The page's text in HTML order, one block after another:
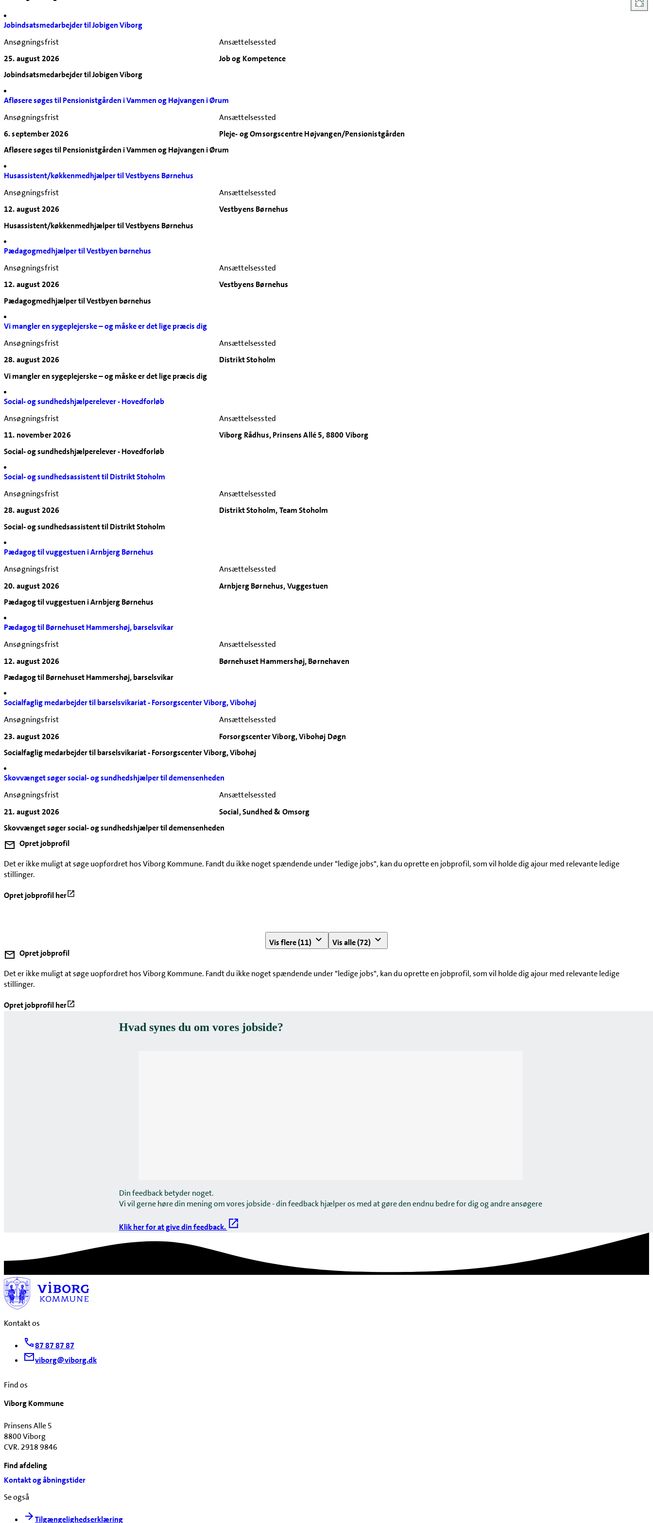
Biblioteker og borgerservice
Dagtilbud
Elever og praktikanter
Familie og rådgivning
Kultur og event
Skoler og klubber
Socialområdet
Sundhed og omsorg
Teknik og miljø
Teknisk service, køkken og rengøring
Jobindsatsmedarbejder til Jobigen Viborg
Ansøgningsfrist
25. august 2026
Ansættelsessted
Job og Kompetence
Jobindsatsmedarbejder til Jobigen Viborg
Afløsere søges til Pensionistgården i Vammen og Højvangen i Ørum
Ansøgningsfrist
6. september 2026
Ansættelsessted
Pleje- og Omsorgscentre Højvangen/Pensionistgården
Afløsere søges til Pensionistgården i Vammen og Højvangen i Ørum
Husassistent/køkkenmedhjælper til Vestbyens Børnehus
Ansøgningsfrist
12. august 2026
Ansættelsessted
Vestbyens Børnehus
Husassistent/køkkenmedhjælper til Vestbyens Børnehus
Pædagogmedhjælper til Vestbyen børnehus
Ansøgningsfrist
12. august 2026
Ansættelsessted
Vestbyens Børnehus
Pædagogmedhjælper til Vestbyen børnehus
Vi mangler en sygeplejerske – og måske er det lige præcis dig
Ansøgningsfrist
28. august 2026
Ansættelsessted
Distrikt Stoholm
Vi mangler en sygeplejerske – og måske er det lige præcis dig
Social- og sundhedshjælperelever - Hovedforløb
Ansøgningsfrist
11. november 2026
Ansættelsessted
Viborg Rådhus, Prinsens Allé 5, 8800 Viborg
Social- og sundhedshjælperelever - Hovedforløb
Social- og sundhedsassistent til Distrikt Stoholm
Ansøgningsfrist
28. august 2026
Ansættelsessted
Distrikt Stoholm, Team Stoholm
Social- og sundhedsassistent til Distrikt Stoholm
Pædagog til vuggestuen i Arnbjerg Børnehus
Ansøgningsfrist
20. august 2026
Ansættelsessted
Arnbjerg Børnehus, Vuggestuen
Pædagog til vuggestuen i Arnbjerg Børnehus
Pædagog til Børnehuset Hammershøj, barselsvikar
Ansøgningsfrist
12. august 2026
Ansættelsessted
Børnehuset Hammershøj, Børnehaven
Pædagog til Børnehuset Hammershøj, barselsvikar
Socialfaglig medarbejder til barselsvikariat - Forsorgscenter Viborg, Vibohøj
Ansøgningsfrist
23. august 2026
Ansættelsessted
Forsorgscenter Viborg, Vibohøj Døgn
Socialfaglig medarbejder til barselsvikariat - Forsorgscenter Viborg, Vibohøj
Skovvænget søger social- og sundhedshjælper til demensenheden
Ansøgningsfrist
21. august 2026
Ansættelsessted
Social, Sundhed & Omsorg
Skovvænget søger social- og sundhedshjælper til demensenheden
Opret jobprofil
Det er ikke muligt at søge uopfordret hos Viborg Kommune. Fandt du ikke noget spændende under "ledige jobs", kan du oprette en jobprofil, som vil holde dig ajour med relevante ledige
stillinger.
Opret jobprofil her
Vis flere (11)
Vis alle (72)
Opret jobprofil
Det er ikke muligt at søge uopfordret hos Viborg Kommune. Fandt du ikke noget spændende under "ledige jobs", kan du oprette en jobprofil, som vil holde dig ajour med relevante ledige
stillinger.
Opret jobprofil her
Hvad synes du om vores jobside?
Din feedback betyder noget.
Vi vil gerne høre din mening om vores jobside - din feedback hjælper os med at gøre den endnu bedre for dig og andre ansøgere
Klik her for at give din feedback.
Kontakt os
87 87 87 87
viborg@viborg.dk
Find os
Viborg Kommune
Prinsens Alle 5
8800 Viborg
CVR. 2918 9846
Find afdeling
Kontakt og åbningstider
Se også
Tilgængelighedserklæring